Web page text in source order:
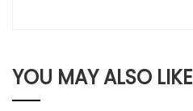
YOU MAY ALSO LIKE